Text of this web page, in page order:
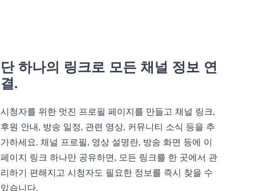
단 하나의 링크로 모든 채널 정보 연
결.
시청자를 위한 멋진 프로필 페이지를 만들고 채널 링크,
후원 안내, 방송 일정, 관련 영상, 커뮤니티 소식 등을 추
가하세요. 채널 프로필, 영상 설명란, 방송 화면 등에 이
페이지 링크 하나만 공유하면, 모든 링크를 한 곳에서 관
리하기 편해지고 시청자도 필요한 정보를 즉시 찾을 수
있습니다.